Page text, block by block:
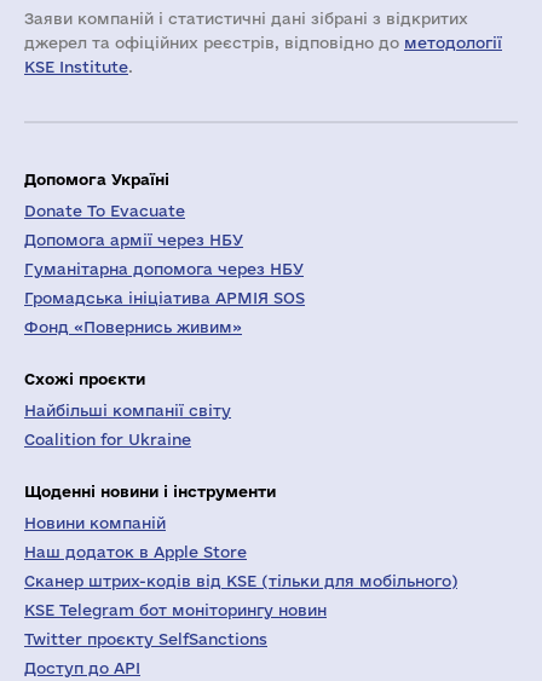
Заяви компаній i статистичні дані зібрані з відкритих
джерел та офіційних реєстрів, відповідно до методології
KSE Institute.
Допомога Україні
Donate To Evacuate
Допомога армії через НБУ
Гуманітарна допомога через НБУ
Громадська ініціатива АРМІЯ SOS
Фонд «Повернись живим»
Схожі проєкти
Найбільші компанії світу
Coalition for Ukraine
Щоденні новини і інструменти
Новини компаній
Наш додаток в Apple Store
Сканер штрих-кодів від KSE (тільки для мобільного)
KSE Telegram бот моніторингу новин
Twitter проєкту SelfSanctions
Доступ до API